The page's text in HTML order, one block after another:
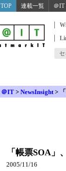
TOP 連載一覧 ＠IT
＠IT > NewsInsight>
「帳票SOA
2005/11/16